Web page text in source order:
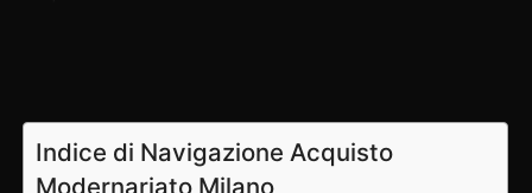
Indice di Navigazione Acquisto
Modernariato Milano